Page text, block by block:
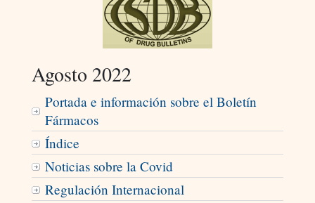
Agosto 2022
Portada e información sobre el Boletín
Fármacos
Índice
Noticias sobre la Covid
Regulación Internacional